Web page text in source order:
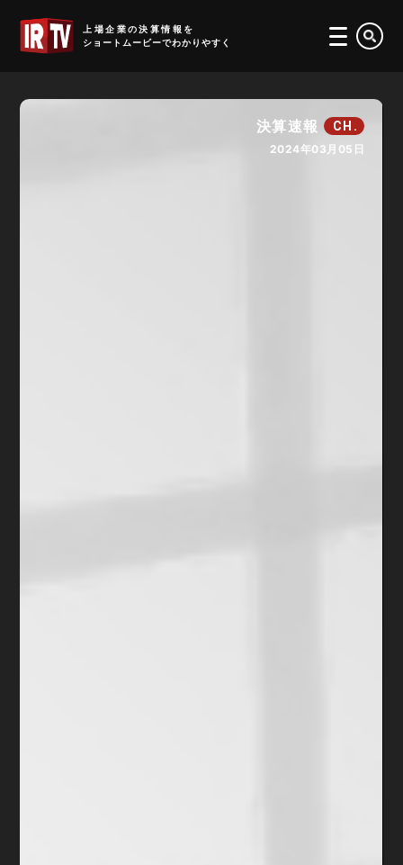
上場企業の決算情報を
ショートムービーでわかりやすく
決算速報 CH.
2024年03月05日